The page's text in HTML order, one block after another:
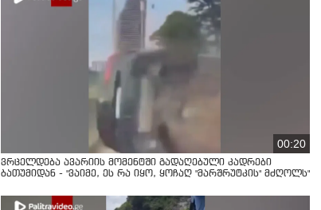
00:20
ვრცელდება ავარიის მომენტში გადაღებული კადრები
ბათუმიდან - "ვაიმე, ეს რა იყო, ყოჩაღ "მარშრუტკის" მძღოლს"